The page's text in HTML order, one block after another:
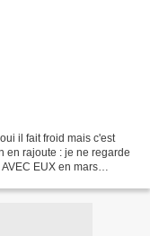
il fait froid mais c'est
en rajoute : je ne regarde
EUX en mars